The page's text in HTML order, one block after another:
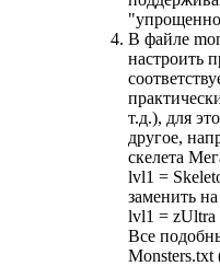
В файле
настроить
т.д.), для
другое,
скелета
lvl1 =
заменить на
lvl1 = zUltra
Все
Monsters.txt